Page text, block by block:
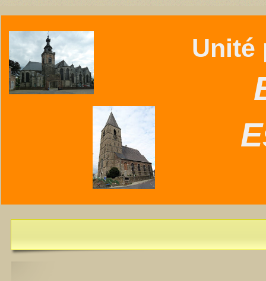
Unité
L'Essentiel de juillet-août 2026 est disponible